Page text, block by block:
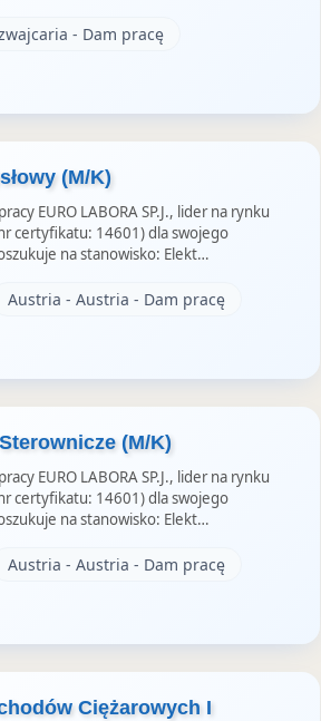
- Dam pracę
(M/K)
EURO LABORA SP.J., lider na rynku
certyfikatu: 14601) dla swojego
na stanowisko: Elekt…
Austria - Austria - Dam pracę
(M/K)
EURO LABORA SP.J., lider na rynku
certyfikatu: 14601) dla swojego
na stanowisko: Elekt…
Austria - Austria - Dam pracę
Ciężarowych I